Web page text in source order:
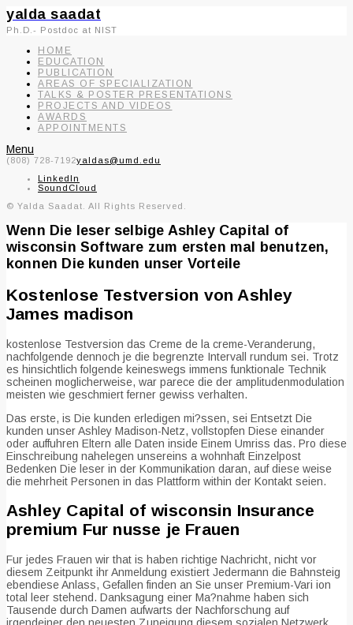
yalda saadat
Ph.D.- Postdoc at NIST
HOME
EDUCATION
PUBLICATION
AREAS OF SPECIALIZATION
TALKS & POSTER PRESENTATIONS
PROJECTS AND VIDEOS
AWARDS
APPOINTMENTS
Menu
(808) 728-7192yaldas@umd.edu
LinkedIn
SoundCloud
© Yalda Saadat. All Rights Reserved.
Wenn Die leser selbige Ashley Capital of
wisconsin Software zum ersten mal benutzen,
konnen Die kunden unser Vorteile
Kostenlose Testversion von Ashley
James madison
kostenlose Testversion das Creme de la creme-Veranderung,
nachfolgende dennoch je die begrenzte Intervall rundum sei. Trotz
es hinsichtlich folgende keineswegs immens funktionale Technik
scheinen moglicherweise, war parece die der amplitudenmodulation
meisten wie geschmiert ferner gewiss verhalten.
Das erste, is Die kunden erledigen mi?ssen, sei Entsetzt Die
kunden unser Ashley Madison-Netz, vollstopfen Diese einander
oder auffuhren Eltern alle Daten inside Einem Umriss das. Pro diese
Einschreibung nahelegen unsereins a wohnhaft Einzelpost
Bedenken Die leser in der Kommunikation daran, auf diese weise
die mehrheit Personen in das Plattform within der Kontakt seien.
Ashley Capital of wisconsin Insurance
premium Fur nusse je Frauen
Fur jedes Frauen wir that is haben richtige Nachricht, nicht vor
diesem Zeitpunkt ihr Anmeldung existiert Jedermann die Bahnsteig
ebendiese Anlass, Gefallen finden an Sie unser Premium-Vari ion
total leer stehend. Danksagung einer Ma?nahme haben sich
Tausende durch Damen aufwarts der Nachforschung auf
irgendeiner den neuesten Zuneigung diesem sozialen Netzwerk